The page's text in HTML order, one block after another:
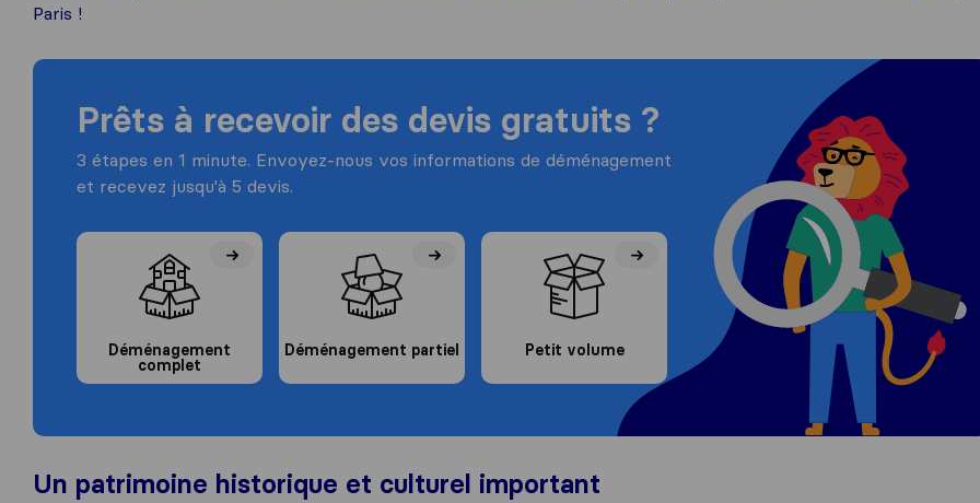
Paris !
Prêts à recevoir des devis gratuits ?
3 étapes en 1 minute. Envoyez-nous vos informations de déménagement
et recevez jusqu'à 5 devis.
Déménagement
complet
Déménagement partiel Petit volume
Un patrimoine historique et culturel important